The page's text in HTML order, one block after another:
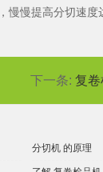
慢慢提高分切速度
下一条:复
分切机 的原理